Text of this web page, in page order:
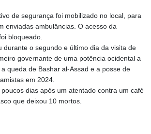
INR 109.832114
1584294.588378
ISK 142.406399
JOD 0.817025
de segurança foi mobilizado no local, para
enviadas ambulâncias. O acesso da
bloqueado.
durante o segundo e último dia da visita de
governante de uma potência ocidental a
queda de Bashar al-Assad e a posse de
em 2024.
dias após um atentado contra um café
que deixou 10 mortos.